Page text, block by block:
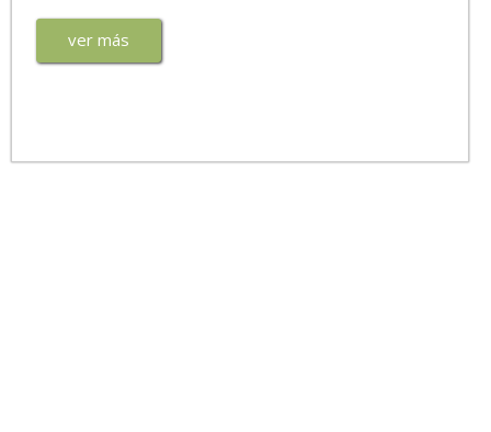
ver más